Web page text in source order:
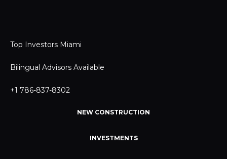
Top Investors Miami
Bilingual Advisors Available
+1 786-837-8302
NEW CONSTRUCTION
INVESTMENTS